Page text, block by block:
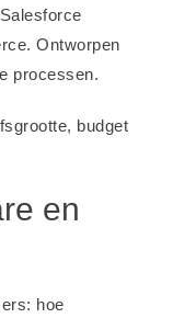
Ontworpen
processen.
budget
en
hoe